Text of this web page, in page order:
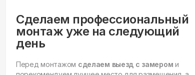
Сделаем профессиональный
монтаж уже на следующий
день
Перед монтажом сделаем выезд с замером и